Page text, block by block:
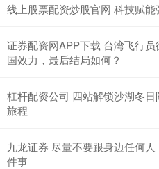
线上股票配资炒股官网 科技赋
证券配资网APP下载 台湾飞行
国效力，最后结局如何？
杠杆配资公司 四站解锁沙湖冬
旅程
九龙证券 尽量不要跟身边任何
件事